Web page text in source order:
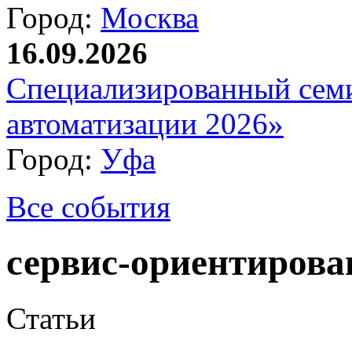
Город: Москва
16.09.2026
Специализированный
автоматизации 2026»
Город: Уфа
Все события
сервис-
Статьи